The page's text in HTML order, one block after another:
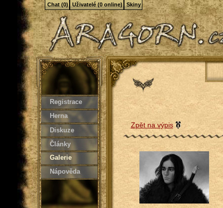
Registrace
Herna
Diskuze
Články
Galerie
Nápověda
Zpět na výpis
Chat (0) Uživatelé (0 online) Skiny